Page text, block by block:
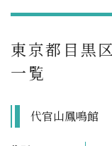
東京都目黒
一覧
代官山鳳鳴館